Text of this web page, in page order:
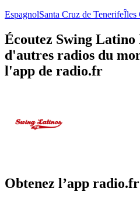
EspagnolSanta Cruz de TenerifeÎles
Écoutez Swing
d'autres radios du
l'app de radio.fr
Obtenez l’app